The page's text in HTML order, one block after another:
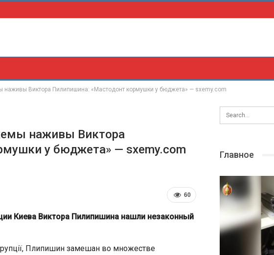
наживы Виктора Пилипишина: «Мастодонт кормушки у бюджета» — sxemy.com
наживы Виктора
у бюджета» — sxemy.com
60
Киева Виктора Пилипишина нашли незаконный
Плипишин замешан во множестве
Главное